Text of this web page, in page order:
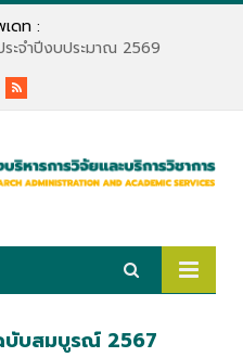
เดท :
ะจำปีงบประมาณ 2569
RSS
บับสมบูรณ์ 2567